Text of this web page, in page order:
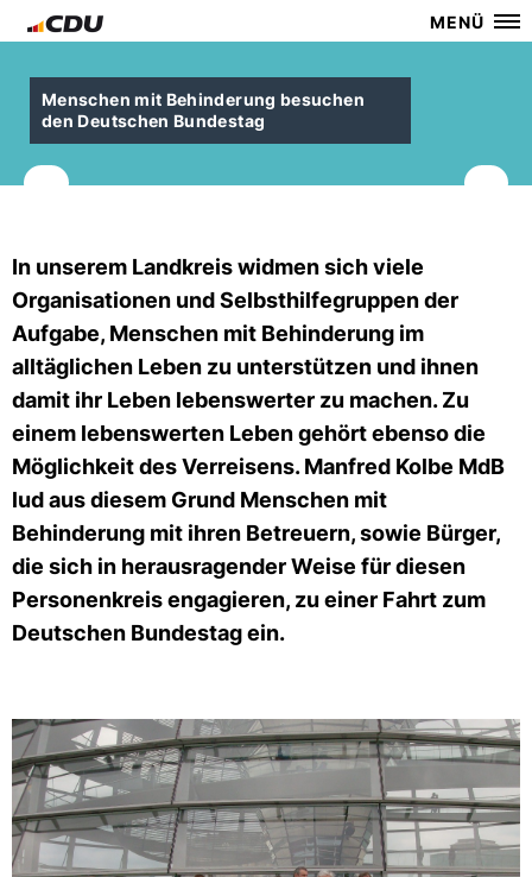
MENÜ
Menschen mit Behinderung besuchen
den Deutschen Bundestag
In unserem Landkreis widmen sich viele
Organisationen und Selbsthilfegruppen der
Aufgabe, Menschen mit Behinderung im
alltäglichen Leben zu unterstützen und ihnen
damit ihr Leben lebenswerter zu machen. Zu
einem lebenswerten Leben gehört ebenso die
Möglichkeit des Verreisens. Manfred Kolbe MdB
lud aus diesem Grund Menschen mit
Behinderung mit ihren Betreuern, sowie Bürger,
die sich in herausragender Weise für diesen
Personenkreis engagieren, zu einer Fahrt zum
Deutschen Bundestag ein.